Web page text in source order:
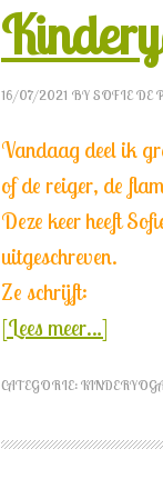
16/07/2021 BY SOFIE DE
Vandaag deel ik
of de reiger, de
Deze keer heeft
uitgeschreven.
Ze schrijft:
[Lees meer…]
CATEGORIE: